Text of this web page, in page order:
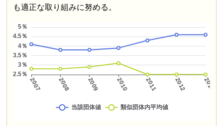
も適正な取り組みに努める。